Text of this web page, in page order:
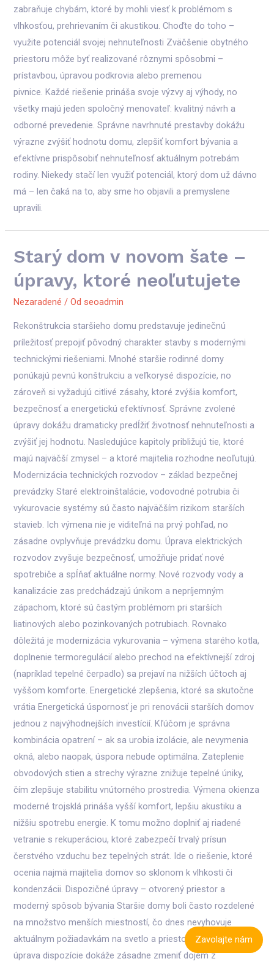
zabraňuje chybám, ktoré by mohli viesť k problémom s
vlhkosťou, prehrievaním či akustikou. Choďte do toho –
využite potenciál svojej nehnuteľnosti Zväčšenie obytného
priestoru môže byť realizované rôznymi spôsobmi –
prístavbou, úpravou podkrovia alebo premenou
pivnice. Každé riešenie prináša svoje výzvy aj výhody, no
všetky majú jeden spoločný menovateľ: kvalitný návrh a
odborné prevedenie. Správne navrhnuté prestavby dokážu
výrazne zvýšiť hodnotu domu, zlepšiť komfort bývania a
efektívne prispôsobiť nehnuteľnosť aktuálnym potrebám
rodiny. Niekedy stačí len využiť potenciál, ktorý dom už dávno
má – len čaká na to, aby sme ho objavili a premyslene
upravili.
Starý dom v novom šate –
úpravy, ktoré neoľutujete
Nezaradené / Od seoadmin
Rekonštrukcia staršieho domu predstavuje jedinečnú
príležitosť prepojiť pôvodný charakter stavby s modernými
technickými riešeniami. Mnohé staršie rodinné domy
ponúkajú pevnú konštrukciu a veľkorysé dispozície, no
zároveň si vyžadujú citlivé zásahy, ktoré zvýšia komfort,
bezpečnosť a energetickú efektívnosť. Správne zvolené
úpravy dokážu dramaticky predĺžiť životnosť nehnuteľnosti a
zvýšiť jej hodnotu. Nasledujúce kapitoly približujú tie, ktoré
majú najväčší zmysel – a ktoré majitelia rozhodne neoľutujú.
Modernizácia technických rozvodov – základ bezpečnej
prevádzky Staré elektroinštalácie, vodovodné potrubia či
vykurovacie systémy sú často najväčším rizikom starších
stavieb. Ich výmena nie je viditeľná na prvý pohľad, no
zásadne ovplyvňuje prevádzku domu. Úprava elektrických
rozvodov zvyšuje bezpečnosť, umožňuje pridať nové
spotrebiče a spĺňať aktuálne normy. Nové rozvody vody a
kanalizácie zas predchádzajú únikom a nepríjemným
zápachom, ktoré sú častým problémom pri starších
liatinových alebo pozinkovaných potrubiach. Rovnako
dôležitá je modernizácia vykurovania – výmena starého kotla,
doplnenie termoregulácií alebo prechod na efektívnejší zdroj
(napríklad tepelné čerpadlo) sa prejaví na nižších účtoch aj
vyššom komforte. Energetické zlepšenia, ktoré sa skutočne
vrátia Energetická úspornosť je pri renovácii starších domov
jednou z najvýhodnejších investícií. Kľúčom je správna
kombinácia opatrení – ak sa urobia izolácie, ale nevymenia
okná, alebo naopak, úspora nebude optimálna. Zateplenie
obvodových stien a strechy výrazne znižuje tepelné úniky,
čím zlepšuje stabilitu vnútorného prostredia. Výmena okienza
moderné trojsklá prináša vyšší komfort, lepšiu akustiku a
nižšiu spotrebu energie. K tomu možno doplniť aj riadené
vetranie s rekuperáciou, ktoré zabezpečí trvalý prísun
čerstvého vzduchu bez tepelných strát. Ide o riešenie, ktoré
ocenia najmä majitelia domov so sklonom k vlhkosti či
kondenzácii. Dispozičné úpravy – otvorený priestor a
moderný spôsob bývania Staršie domy boli často rozdelené
na množstvo menších miestností, čo dnes nevyhovuje
aktuálnym požiadavkám na svetlo a priestor. Premyslená
úprava dispozície dokáže zásadne zmeniť dojem z
Zavolajte nám